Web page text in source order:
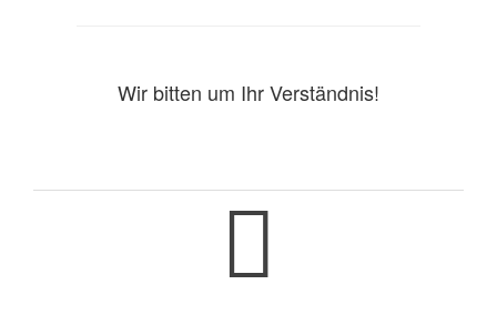
Wir bitten um Ihr Verständnis!